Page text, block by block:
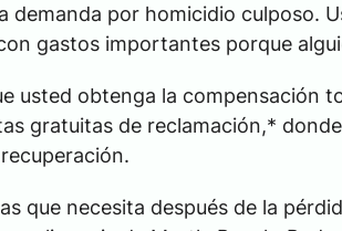
demanda por homicidio culposo.
gastos importantes porque
usted obtenga la compensación
gratuitas de reclamación,*
que necesita después de la